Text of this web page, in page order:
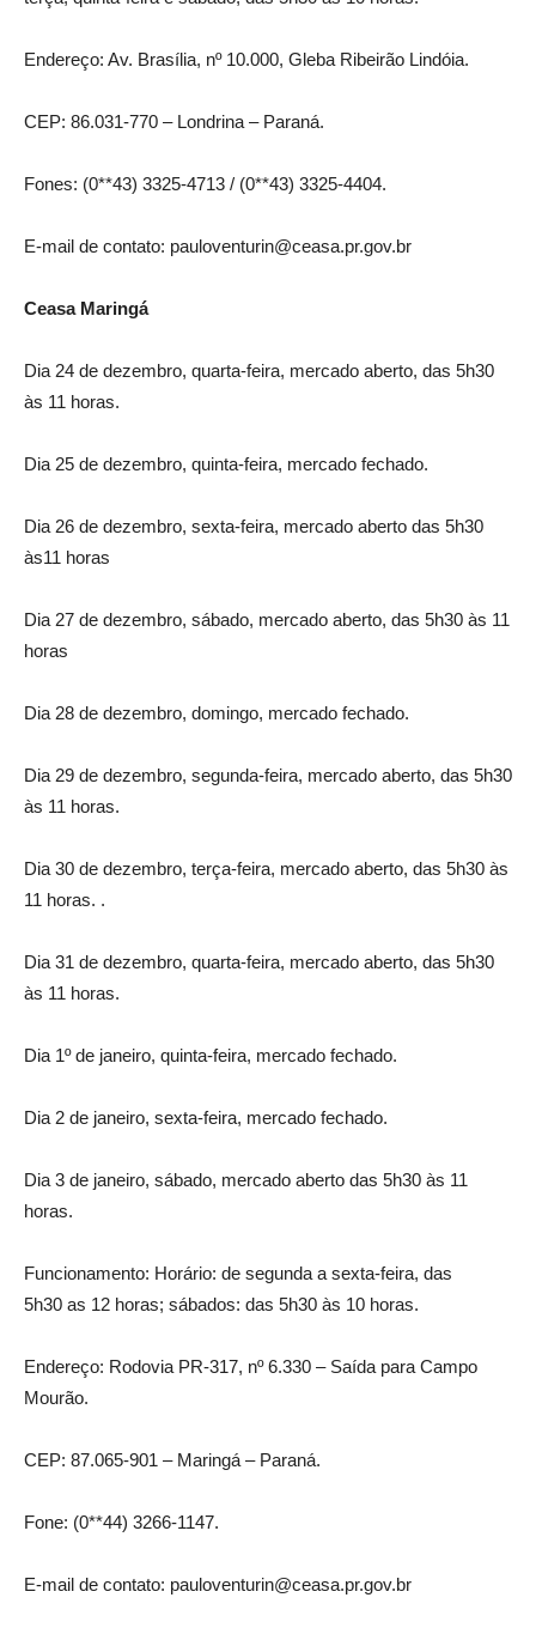
Endereço: Av. Brasília, nº 10.000, Gleba Ribeirão Lindóia.
CEP: 86.031-770 – Londrina – Paraná.
Fones: (0**43) 3325-4713 / (0**43) 3325-4404.
E-mail de contato: pauloventurin@ceasa.pr.gov.br
Ceasa Maringá
Dia 24 de dezembro, quarta-feira, mercado aberto, das 5h30
às 11 horas.
Dia 25 de dezembro, quinta-feira, mercado fechado.
Dia 26 de dezembro, sexta-feira, mercado aberto das 5h30
às11 horas
Dia 27 de dezembro, sábado, mercado aberto, das 5h30 às 11
horas
Dia 28 de dezembro, domingo, mercado fechado.
Dia 29 de dezembro, segunda-feira, mercado aberto, das 5h30
às 11 horas.
Dia 30 de dezembro, terça-feira, mercado aberto, das 5h30 às
11 horas. .
Dia 31 de dezembro, quarta-feira, mercado aberto, das 5h30
às 11 horas.
Dia 1º de janeiro, quinta-feira, mercado fechado.
Dia 2 de janeiro, sexta-feira, mercado fechado.
Dia 3 de janeiro, sábado, mercado aberto das 5h30 às 11
horas.
Funcionamento: Horário: de segunda a sexta-feira, das
5h30 as 12 horas; sábados: das 5h30 às 10 horas.
Endereço: Rodovia PR-317, nº 6.330 – Saída para Campo
Mourão.
CEP: 87.065-901 – Maringá – Paraná.
Fone: (0**44) 3266-1147.
E-mail de contato: pauloventurin@ceasa.pr.gov.br